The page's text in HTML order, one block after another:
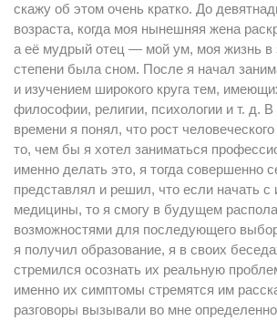
скажу об этом очень кратко. До
возраста, когда моя нынешняя жена
а её мудрый отец — мой ум, моя жизнь в
степени была сном. После я начал
и изучением широкого круга тем,
философии, религии, психологии и т. д.
времени я понял, что рост
то, чем бы я хотел заниматься
именно делать это, я тогда совершенно
представлял и решил, что если начать с
медицины, то я смогу в будущем
возможностями для последующего
я получил образование, я в своих
стремился осознать их реальную
именно их симптомы стремятся им
разговоры вызывали во мне